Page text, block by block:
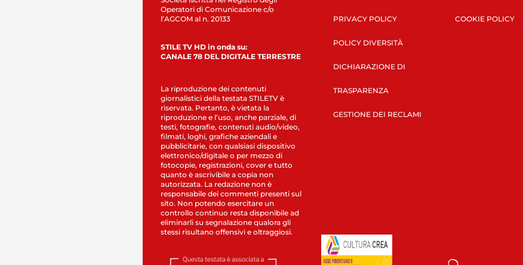
Operatori di Comunicazione c/o
l’AGCOM al n. 20133
STILE TV HD in onda su:
CANALE 78 DEL DIGITALE TERRESTRE
La riproduzione dei contenuti
giornalistici della testata STILETV è
riservata. Pertanto, è vietata la
riproduzione e l’uso, anche parziale, di
testi, fotografie, contenuti audio/video,
filmati, loghi, grafiche aziendali e
pubblicitarie, con qualsiasi dispositivo
elettronico/digitale o per mezzo di
fotocopie, registrazioni, cover e tutto
quanto è ascrivibile a copia non
autorizzata. La redazione non è
responsabile dei commenti presenti sul
sito. Non potendo esercitare un
controllo continuo resta disponibile ad
eliminarli su segnalazione qualora gli
stessi risultano offensivi e oltraggiosi.
PRIVACY POLICY
POLICY DIVERSITÀ
DICHIARAZIONE DI
TRASPARENZA
GESTIONE DEI RECLAMI
COOKIE POLICY